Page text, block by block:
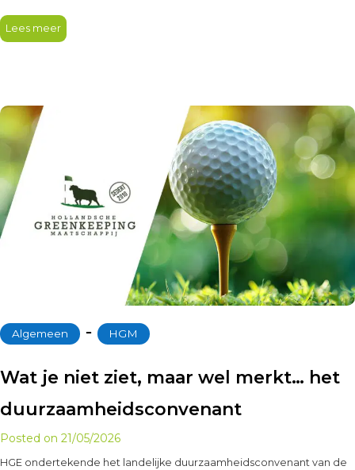
Lees meer
Algemeen ‐ HGM
Wat je niet ziet, maar wel merkt… het
duurzaamheidsconvenant
Posted on 21/05/2026
HGE ondertekende het landelijke duurzaamheidsconvenant van de